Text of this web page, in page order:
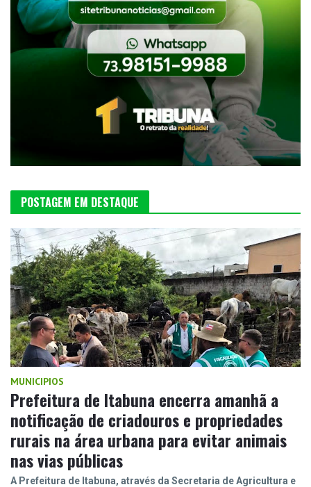
POSTAGEM EM DESTAQUE
MUNICIPIOS
Prefeitura de Itabuna encerra amanhã a
notificação de criadouros e propriedades
rurais na área urbana para evitar animais
nas vias públicas
A Prefeitura de Itabuna, através da Secretaria de Agricultura e